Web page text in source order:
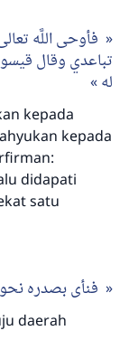
فأوحى اللَّه
تباعدي وقال
له
kepada
kepada
didapati
satu
فنأى بصدره
daerah